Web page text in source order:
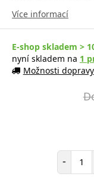
Více informací
E-shop skladem >
nyní skladem na 1
Možnosti dopravy
-